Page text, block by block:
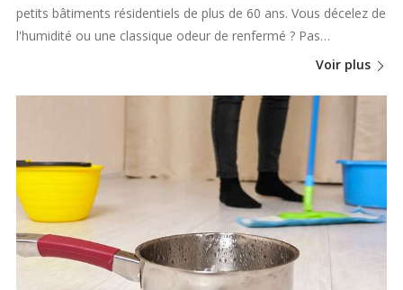
petits bâtiments résidentiels de plus de 60 ans. Vous décelez de
l'humidité ou une classique odeur de renfermé ? Pas…
Voir plus